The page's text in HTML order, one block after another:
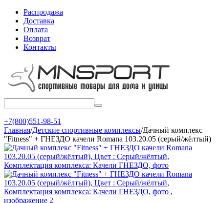
Распродажа
Доставка
Оплата
Возврат
Контакты
+7(800)551-98-51
Главная/Детские спортивные комплексы/Дачный комплекс
"Fitness" + ГНЕЗДО качели Romana 103.20.05 (серый/жёлтый)